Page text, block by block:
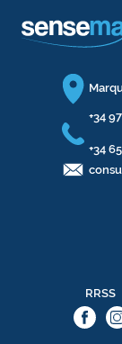
+34
+34
RRSS